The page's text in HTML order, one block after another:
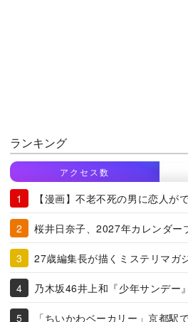
ランキング
アクセス数
【漫画】不老不死の男に恋人が
桜井日奈子、2027年カレンダー
27歳編集長が描くミステリマガ
乃木坂46井上和『少年サンデー
「ちいかわベーカリー」京都駅